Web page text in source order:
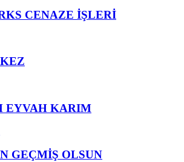
CENAZE İŞLERİ
EYVAH KARIM
GEÇMİŞ OLSUN